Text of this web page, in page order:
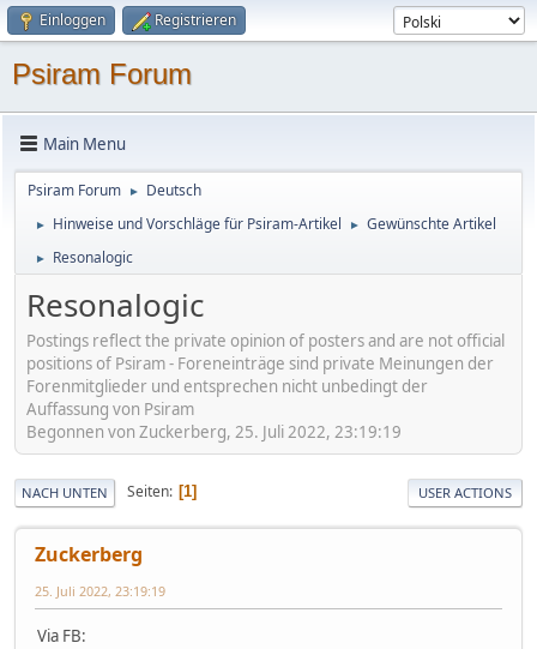
Einloggen Registrieren
Psiram Forum
Main Menu
Psiram Forum ► Deutsch
► Hinweise und Vorschläge für Psiram-Artikel ► Gewünschte Artikel
► Resonalogic
Resonalogic
Postings reflect the private opinion of posters and are not official
positions of Psiram - Foreneinträge sind private Meinungen der
Forenmitglieder und entsprechen nicht unbedingt der
Auffassung von Psiram
Begonnen von Zuckerberg, 25. Juli 2022, 23:19:19
NACH UNTEN Seiten 1 USER ACTIONS
Zuckerberg
25. Juli 2022, 23:19:19
Via FB: